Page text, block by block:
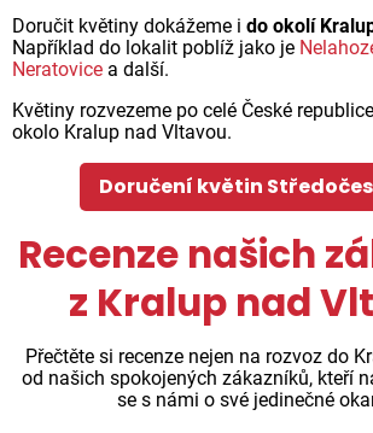
Doručit květiny dokážeme i do okolí
Například do lokalit poblíž jako je
Neratovice a další.
Květiny rozvezeme po celé České
okolo Kralup nad Vltavou.
Doručení květin
Recenze našich
z Kralup nad
Přečtěte si recenze nejen na rozvoz do
od našich spokojených zákazníků, kteří
se s námi o své jedinečné